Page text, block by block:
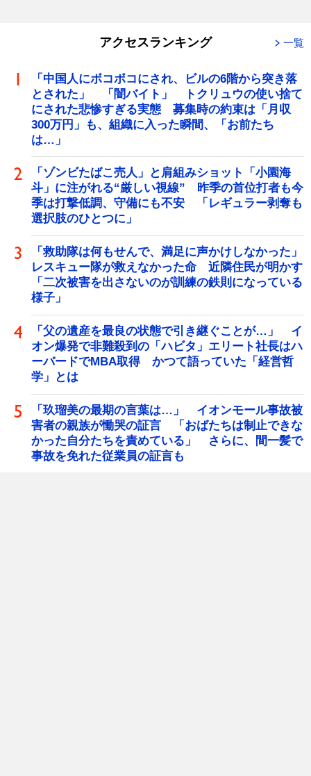
アクセスランキング 一覧
「中国人にボコボコにされ、ビルの6階から突き落
とされた」 「闇バイト」 トクリュウの使い捨て
にされた悲惨すぎる実態 募集時の約束は「月収
300万円」も、組織に入った瞬間、「お前たち
は…」
「ゾンビたばこ売人」と肩組みショット「小園海
斗」に注がれる“厳しい視線” 昨季の首位打者も今
季は打撃低調、守備にも不安 「レギュラー剥奪も
選択肢のひとつに」
「救助隊は何もせんで、満足に声かけしなかった」
レスキュー隊が救えなかった命 近隣住民が明かす
「二次被害を出さないのが訓練の鉄則になっている
様子」
「父の遺産を最良の状態で引き継ぐことが…」 イ
オン爆発で非難殺到の「ハビタ」エリート社長はハ
ーバードでMBA取得 かつて語っていた「経営哲
学」とは
「玖瑠美の最期の言葉は…」 イオンモール事故被
害者の親族が慟哭の証言 「おばたちは制止できな
かった自分たちを責めている」 さらに、間一髪で
事故を免れた従業員の証言も